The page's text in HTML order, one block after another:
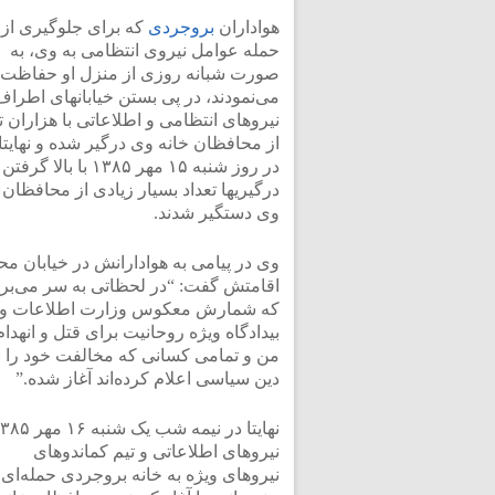
هواداران بروجردی که برای جلوگیری از
حمله عوامل نیروی انتظامی به وی، به
صورت شبانه روزی از منزل او حفاظت
می‌نمودند، در پی بستن خیابانهای
نیروهای انتظامی و اطلاعاتی با هزاران
از محافظان خانه وی درگیر شده و نهایتا
در روز شنبه ۱۵ مهر ۱۳۸۵ با بالا گرفتن
درگیریها تعداد بسیار زیادی از محافظان
وی دستگیر شدند.
وی در پیامی به هوادارانش در خیابان
اقامتش گفت: “در لحظاتی به سر
که شمارش معکوس وزارت اطلاعات و
بیدادگاه ویژه روحانیت برای قتل و
من و تمامی کسانی که مخالفت خود را
دین سیاسی اعلام کرده‌اند آغاز شده.”
نهایتا در نیمه شب یک شنبه
نیروهای اطلاعاتی و تیم کماندوهای
نیروهای ویژه به خانه بروجردی حمله‌ای